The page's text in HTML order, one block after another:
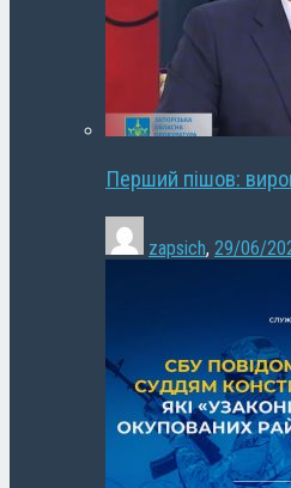
Перший пішов:
zapsich, 29/06/